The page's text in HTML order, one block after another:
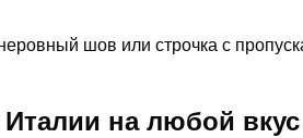
шов или строчка с
на любой вкус